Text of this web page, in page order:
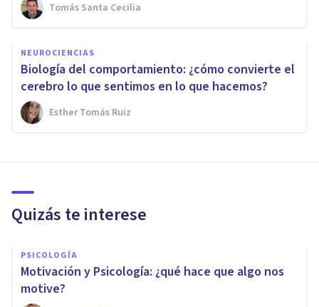
Tomás Santa Cecilia
NEUROCIENCIAS
Biología del comportamiento: ¿cómo convierte el
cerebro lo que sentimos en lo que hacemos?
Esther Tomás Ruiz
Quizás te interese
PSICOLOGÍA
Motivación y Psicología: ¿qué hace que algo nos
motive?